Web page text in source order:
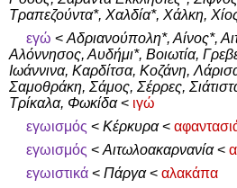
Τραπεζούντα*, Χαλδία*, Χάλκη,
εγώ <Αδριανούπολη*, Αίνος*,
Αλόννησος, Αυδήμι*, Βοιωτία,
Ιωάννινα, Καρδίτσα, Κοζάνη,
Σαμοθράκη, Σάμος, Σέρρες,
Τρίκαλα, Φωκίδα< ιγώ
εγωισμός < Κέρκυρα<
εγωισμός <Αιτωλοακαρνανία<
εγωιστικά < Πάργα< αλακάπα